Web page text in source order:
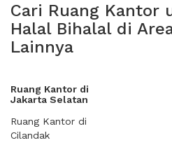
Cari Ruang Kantor
Halal Bihalal di
Lainnya
Ruang Kantor di
Jakarta Selatan
Ruang Kantor di
Cilandak